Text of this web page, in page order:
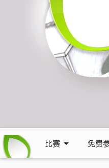
比赛 免费